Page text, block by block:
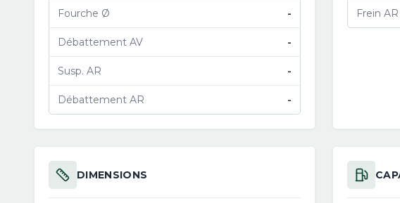
Fourche Ø -
Débattement AV -
Susp. AR -
Débattement AR -
Frein AR
DIMENSIONS